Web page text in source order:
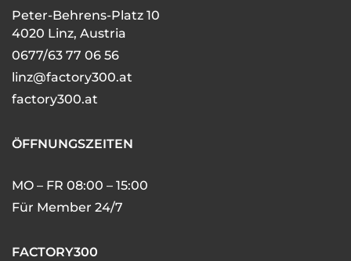
Peter-Behrens-Platz 10
4020 Linz, Austria
0677/63 77 06 56
linz@factory300.at
factory300.at
ÖFFNUNGSZEITEN
MO – FR 08:00 – 15:00
Für Member 24/7
FACTORY300